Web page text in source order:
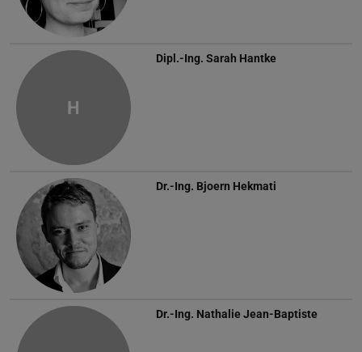
H
Dipl.-Ing. Sarah Hantke
Dr.-Ing. Bjoern Hekmati
Dr.-Ing. Nathalie Jean-Baptiste